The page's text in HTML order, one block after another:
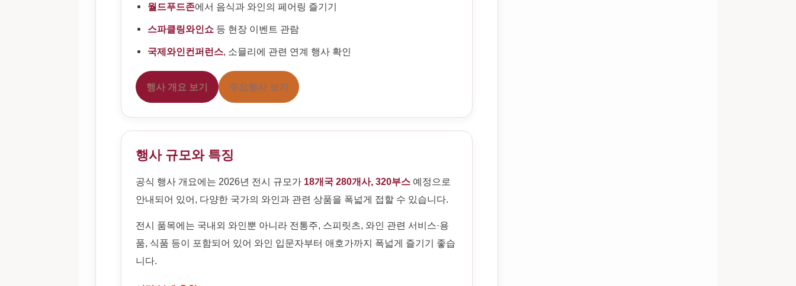
월드푸드존에서 음식과 와인의 페어링 즐기기
스파클링와인쇼 등 현장 이벤트 관람
국제와인컨퍼런스, 소믈리에 관련 연계 행사 확인
행사 개요 보기 주요행사 보기
행사 규모와 특징
공식 행사 개요에는 2026년 전시 규모가 18개국 280개사, 320부스 예정으로
안내되어 있어, 다양한 국가의 와인과 관련 상품을 폭넓게 접할 수 있습니다.
전시 품목에는 국내외 와인뿐 아니라 전통주, 스피릿츠, 와인 관련 서비스·용
품, 식품 등이 포함되어 있어 와인 입문자부터 애호가까지 폭넓게 즐기기 좋습
니다.